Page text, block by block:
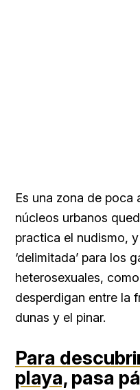
Es una zona de poca
núcleos urbanos
practica el nudismo,
‘delimitada’ para los
heterosexuales,
desperdigan entre la
dunas y el pinar.
Para
playa, pasa